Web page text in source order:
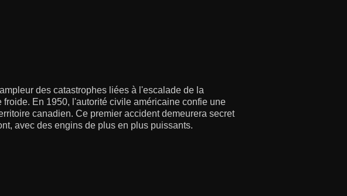
des catastrophes liées à l'escalade de la
En 1950, l'autorité civile américaine confie une
canadien. Ce premier accident demeurera secret
avec des engins de plus en plus puissants.